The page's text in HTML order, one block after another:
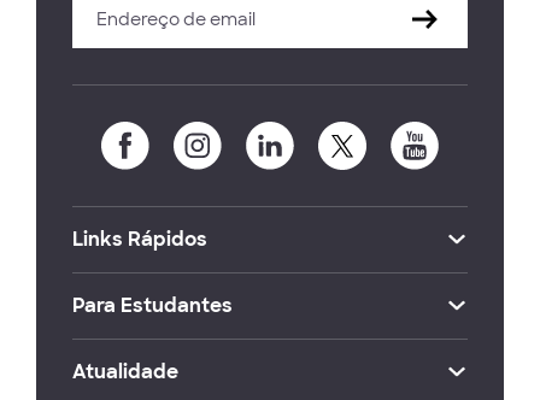
Links Rápidos
Para Estudantes
Atualidade